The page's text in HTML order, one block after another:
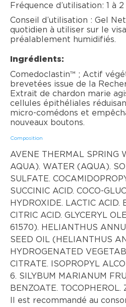
Fréquence d’utilisation: 1 à
Conseil d’utilisation : Gel
quotidien à utiliser sur le
préalablement humidifiés.
Ingrédients:
Comedoclastin™ ; Actif
brevetées issue de la
Extrait de chardon marie
cellules épithéliales
micro-comédons et
nouveaux boutons.
Composition
AVENE THERMAL SPRING
AQUA). WATER (AQUA).
SULFATE.
SUCCINIC ACID. COCO-
HYDROXIDE. LACTIC ACID.
CITRIC ACID. GLYCERYL
61570). HELIANTHUS
SEED OIL (HELIANTHUS
HYDROGENATED
CITRATE. ISOPROPYL
6. SILYBUM MARIANUM
BENZOATE. TOCOPHEROL.
Il est recommandé au